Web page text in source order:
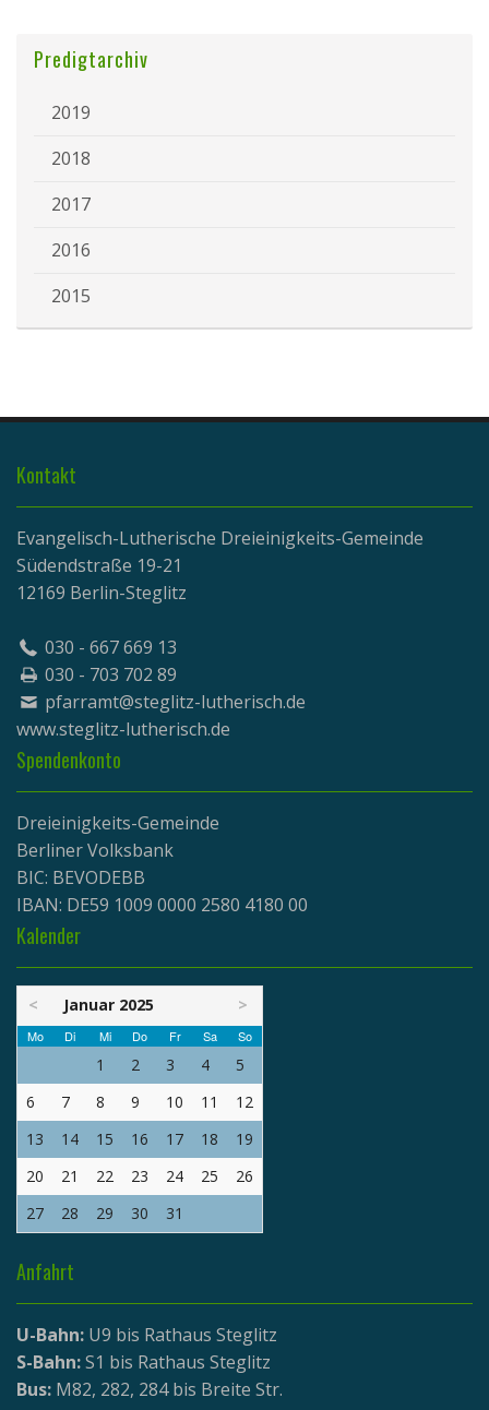
Predigtarchiv
2019
2018
2017
2016
2015
Kontakt
Evangelisch-Lutherische Dreieinigkeits-Gemeinde
Südendstraße 19-21
12169 Berlin-Steglitz
030 - 667 669 13
030 - 703 702 89
pfarramt@steglitz-lutherisch.de
www.steglitz-lutherisch.de
Spendenkonto
Dreieinigkeits-Gemeinde
Berliner Volksbank
BIC: BEVODEBB
IBAN: DE59 1009 0000 2580 4180 00
Kalender
< Januar 2025 >
Mo Di Mi Do Fr Sa So
1 2 3 4
5
6
7 8 9 10 11
12
13
14 15 16 17 18
19
20
21 22 23 24 25
26
27
28 29 30 31
Anfahrt
U-Bahn: U9 bis Rathaus Steglitz
S-Bahn:S1 bis Rathaus Steglitz
Bus: M82, 282, 284 bis Breite Str.